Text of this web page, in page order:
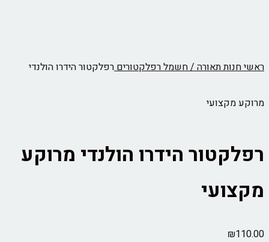
ראשיחנותתאורה / חשמלרפלקטוריםרפלקטור הידרו הולנדי
מרוקע מקצועי
רפלקטור הידרו הולנדי מרוקע
מקצועי
₪110.00